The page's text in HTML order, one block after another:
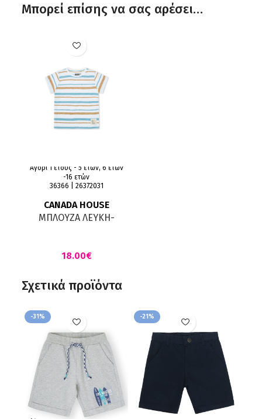
Μπορεί επίσης να σας αρέσει…
Αγόρι 1 έτους - 5 ετών, 6 ετών
-16 ετών
36366 | 26372031
CANADA HOUSE
ΜΠΛΟΥΖΑ ΛΕΥΚΗ-
€
Σχετικά προϊόντα
-31% -21%